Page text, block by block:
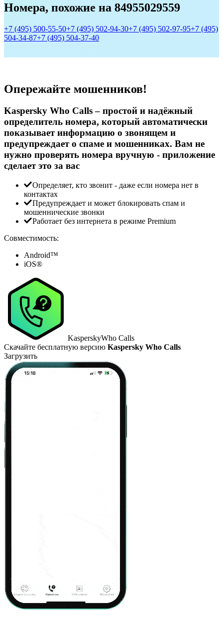
Номера, похожие на 84955029559
+7 (495) 500-55-50+7 (495) 502-94-30+7 (495) 502-97-95+7 (495)
504-34-87+7 (495) 504-37-40
Опережайте мошенников!
Kaspersky Who Calls – простой и надёжный
определитель номера, который автоматически
показывает информацию о звонящем и
предупреждает о спаме и мошенниках. Вам не
нужно проверять номера вручную - приложение
сделает это за вас
Определяет, кто звонит - даже если номера нет в
контактах
Предупреждает и может блокировать спам и
мошеннические звонки
Работает без интернета в режиме Premium
Совместимость:
Android™
iOS®
KasperskyWho Calls
Скачайте бесплатную версию Kaspersky Who Calls
Загрузить